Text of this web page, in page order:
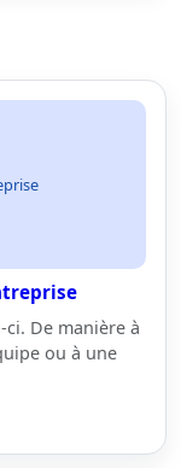
De manière à
ou à une